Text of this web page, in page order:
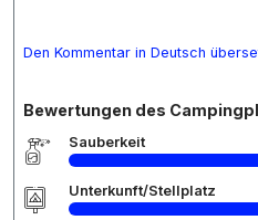
Den Kommentar in Deutsch
Bewertungen des
Sauberkeit
Unterkunft/Stellplatz